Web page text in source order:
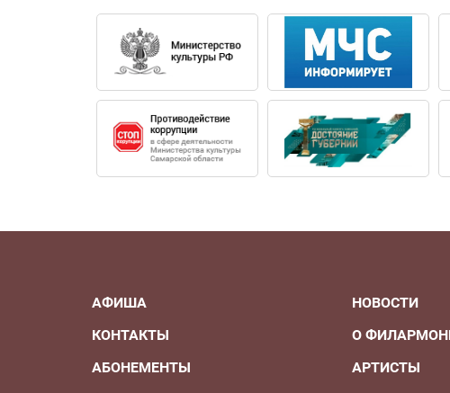
АФИША
КОНТАКТЫ
АБОНЕМЕНТЫ
НОВОСТИ
О
АРТИСТЫ